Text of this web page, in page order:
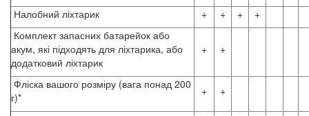
Налобний ліхтарик + + +
+
Комплект запасних батарейок або
акум, які підходять для ліхтарика, або
додатковий ліхтарик
+ +
Фліска вашого розміру (вага понад 200
г)*
+ +